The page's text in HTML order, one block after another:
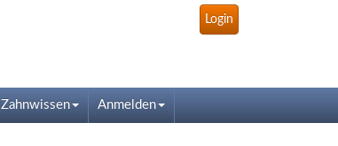
Login
Zahnwissen Anmelden